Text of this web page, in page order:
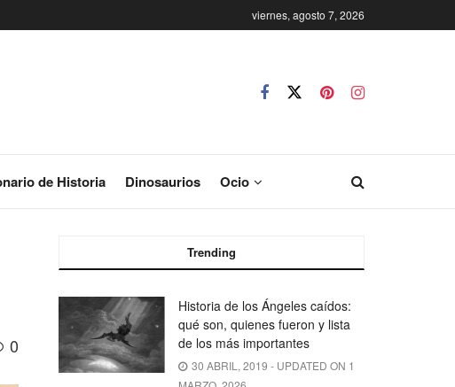
viernes, agosto 7, 2026
de Historia Dinosaurios Ocio
0
Trending
Historia de los Ángeles caídos:
qué son, quienes fueron y lista
de los más importantes
30 ABRIL, 2019 - UPDATED ON 1